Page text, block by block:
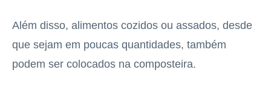
Além disso, alimentos cozidos ou assados, desde
que sejam em poucas quantidades, também
podem ser colocados na composteira.